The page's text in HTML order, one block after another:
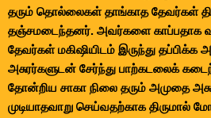
தரும் தொல்லைகள் தாங்காத தேவர்கள்
தஞ்சமடைந்தனர். அவர்களை காப்பதாக
தேவர்கள் மகிஷியிடம் இருந்து தப்பிக்க
அசுரர்களுடன் சேர்ந்து பாற்கடலைக்
தோன்றிய சாகா நிலை தரும் அமுதை
முடியாதவாறு செய்வதற்காக திருமால்